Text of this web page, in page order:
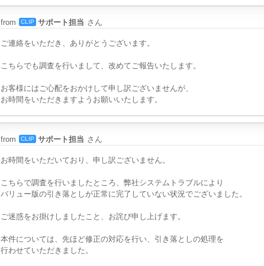
from CLIP サポート担当 さん
ご連絡をいただき、ありがとうございます。
こちらでも調査を行いまして、改めてご報告いたします。
お客様にはご心配をおかけして申し訳ございませんが、
お時間をいただきますようお願いいたします。
from CLIP サポート担当 さん
お時間をいただいており、申し訳ございません。
こちらで調査を行いましたところ、弊社システムトラブルにより
バリュー版の引き落としが正常に完了していない状況でございました。
ご迷惑をお掛けしましたこと、お詫び申し上げます。
本件については、先ほど修正の対応を行い、引き落としの処理を
行わせていただきました。